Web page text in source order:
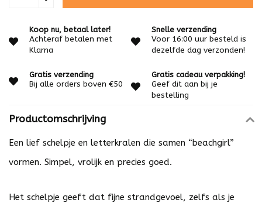
Koop nu, betaal later!
Achteraf betalen met
Klarna
Snelle verzending
Voor 16:00 uur besteld is
dezelfde dag verzonden!
Gratis verzending
Bij alle orders boven €50
Gratis cadeau verpakking!
Geef dit aan bij je
bestelling
Productomschrijving
Een lief schelpje en letterkralen die samen “beachgirl”
vormen. Simpel, vrolijk en precies goed.
Het schelpje geeft dat fijne strandgevoel, zelfs als je